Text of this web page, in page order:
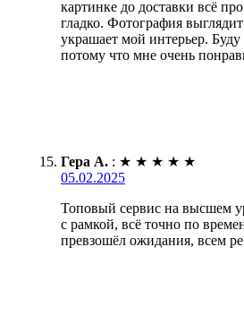
картинке до доставки всё
гладко. Фотография
украшает мой интерьер. Буду
потому что мне очень
Гера А. : ★ ★ ★ ★ ★
05.02.2025
Топовый сервис на высшем
с рамкой, всё точно по
превзошёл ожидания, всем